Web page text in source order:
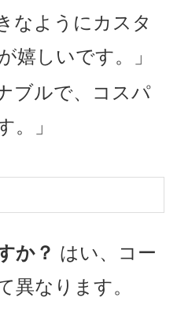
なようにカスタ
嬉しいです。」
ブルで、コスパ
。」
か？ はい、コー
異なります。